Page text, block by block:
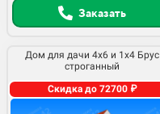
Заказать
Дом для дачи 4х6 и 1х4 Брус
строганный
Скидка до 72700 ₽